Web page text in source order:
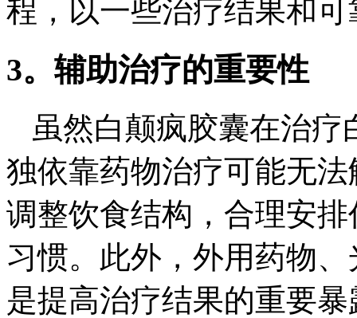
程，以一些治疗结果和可
3。辅助治疗的重要性
虽然白颠疯胶囊在治
独依靠药物治疗可能无
调整饮食结构，合理安
习惯。此外，外用药物
是提高治疗结果的重要